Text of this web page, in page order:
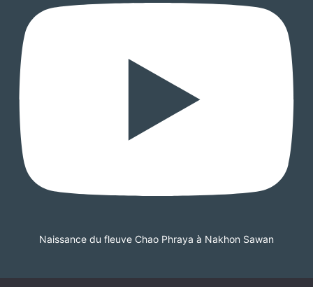
Naissance du fleuve Chao Phraya à Nakhon Sawan